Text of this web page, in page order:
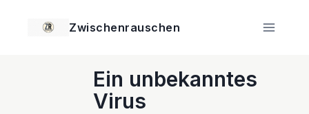
Zwischenrauschen
Ein unbekanntes
Virus